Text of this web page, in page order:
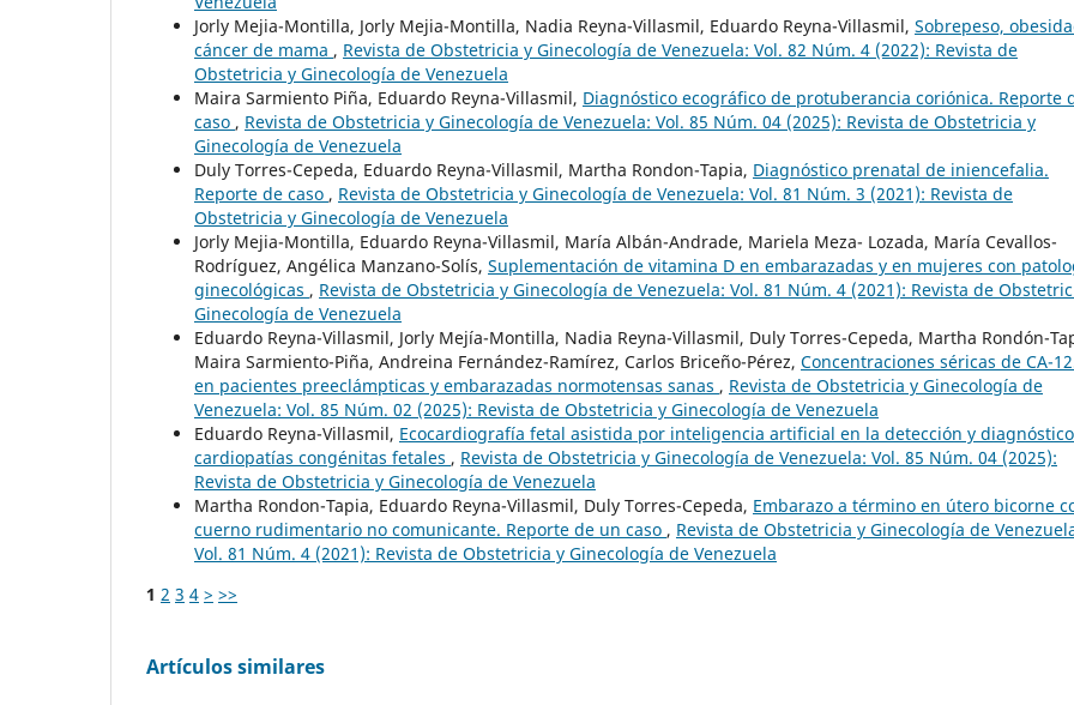
Jorly Mejia-Montilla, Jorly Mejia-Montilla, Nadia Reyna-Villasmil, Eduardo Reyna-Villasmil, Sobrepeso,
cáncer de mama , Revista de Obstetricia y Ginecología de Venezuela: Vol. 82 Núm. 4 (2022): Revista de
Obstetricia y Ginecología de Venezuela
Maira Sarmiento Piña, Eduardo Reyna-Villasmil, Diagnóstico ecográfico de protuberancia coriónica. Reporte
caso , Revista de Obstetricia y Ginecología de Venezuela: Vol. 85 Núm. 04 (2025): Revista de Obstetricia y
Ginecología de Venezuela
Duly Torres-Cepeda, Eduardo Reyna-Villasmil, Martha Rondon-Tapia, Diagnóstico prenatal de iniencefalia.
Reporte de caso , Revista de Obstetricia y Ginecología de Venezuela: Vol. 81 Núm. 3 (2021): Revista de
Obstetricia y Ginecología de Venezuela
Jorly Mejia-Montilla, Eduardo Reyna-Villasmil, María Albán-Andrade, Mariela Meza- Lozada, María Cevallos-
Rodríguez, Angélica Manzano-Solís, Suplementación de vitamina D en embarazadas y en mujeres con
ginecológicas , Revista de Obstetricia y Ginecología de Venezuela: Vol. 81 Núm. 4 (2021): Revista de
Ginecología de Venezuela
Eduardo Reyna-Villasmil, Jorly Mejía-Montilla, Nadia Reyna-Villasmil, Duly Torres-Cepeda, Martha Rondón-
Maira Sarmiento-Piña, Andreina Fernández-Ramírez, Carlos Briceño-Pérez, Concentraciones séricas de CA-
en pacientes preeclámpticas y embarazadas normotensas sanas , Revista de Obstetricia y Ginecología de
Venezuela: Vol. 85 Núm. 02 (2025): Revista de Obstetricia y Ginecología de Venezuela
Eduardo Reyna-Villasmil, Ecocardiografía fetal asistida por inteligencia artificial en la detección y
cardiopatías congénitas fetales , Revista de Obstetricia y Ginecología de Venezuela: Vol. 85 Núm. 04 (2025):
Revista de Obstetricia y Ginecología de Venezuela
Martha Rondon-Tapia, Eduardo Reyna-Villasmil, Duly Torres-Cepeda, Embarazo a término en útero bicorne
cuerno rudimentario no comunicante. Reporte de un caso , Revista de Obstetricia y Ginecología de
Vol. 81 Núm. 4 (2021): Revista de Obstetricia y Ginecología de Venezuela
1 2 3 4 > >>
Artículos similares